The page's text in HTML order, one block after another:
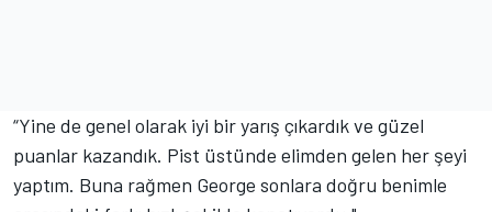
“Yine de genel olarak iyi bir yarış çıkardık ve güzel
puanlar kazandık. Pist üstünde elimden gelen her şeyi
yaptım. Buna rağmen George sonlara doğru benimle